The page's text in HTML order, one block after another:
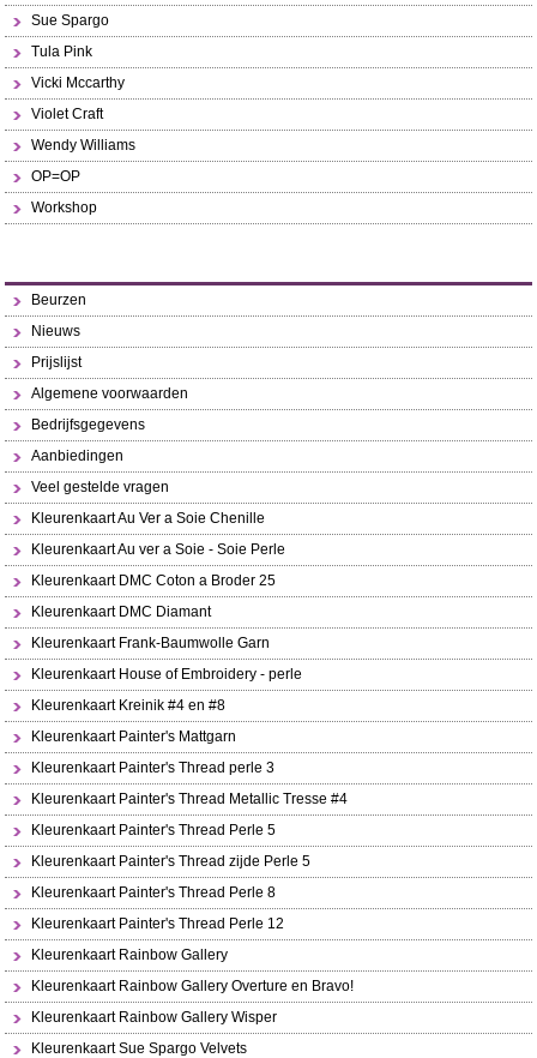
Sue Spargo
Tula Pink
Vicki Mccarthy
Violet Craft
Wendy Williams
OP=OP
Workshop
Beurzen
Nieuws
Prijslijst
Algemene voorwaarden
Bedrijfsgegevens
Aanbiedingen
Veel gestelde vragen
Kleurenkaart Au Ver a Soie Chenille
Kleurenkaart Au ver a Soie - Soie Perle
Kleurenkaart DMC Coton a Broder 25
Kleurenkaart DMC Diamant
Kleurenkaart Frank-Baumwolle Garn
Kleurenkaart House of Embroidery - perle
Kleurenkaart Kreinik #4 en #8
Kleurenkaart Painter's Mattgarn
Kleurenkaart Painter's Thread perle 3
Kleurenkaart Painter's Thread Metallic Tresse #4
Kleurenkaart Painter's Thread Perle 5
Kleurenkaart Painter's Thread zijde Perle 5
Kleurenkaart Painter's Thread Perle 8
Kleurenkaart Painter's Thread Perle 12
Kleurenkaart Rainbow Gallery
Kleurenkaart Rainbow Gallery Overture en Bravo!
Kleurenkaart Rainbow Gallery Wisper
Kleurenkaart Sue Spargo Velvets